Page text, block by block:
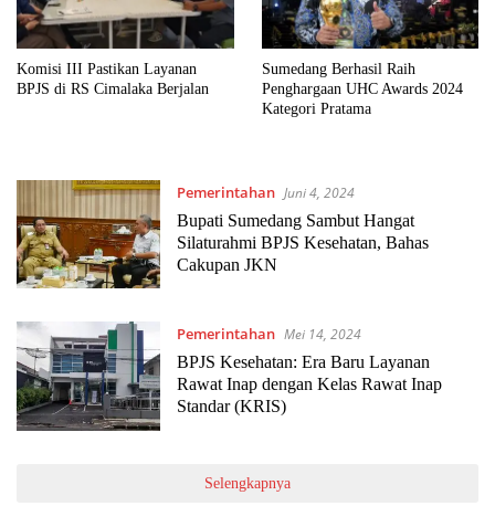
Komisi III Pastikan Layanan
BPJS di RS Cimalaka Berjalan
Sumedang Berhasil Raih
Penghargaan UHC Awards 2024
Kategori Pratama
Pemerintahan Juni 4, 2024
Bupati Sumedang Sambut Hangat
Silaturahmi BPJS Kesehatan, Bahas
Cakupan JKN
Pemerintahan Mei 14, 2024
BPJS Kesehatan: Era Baru Layanan
Rawat Inap dengan Kelas Rawat Inap
Standar (KRIS)
Selengkapnya